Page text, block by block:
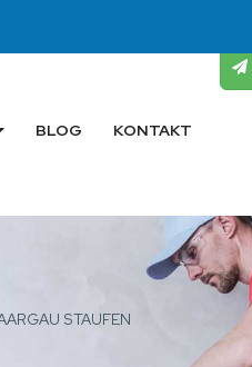
BLOG KONTAKT
STAUFEN